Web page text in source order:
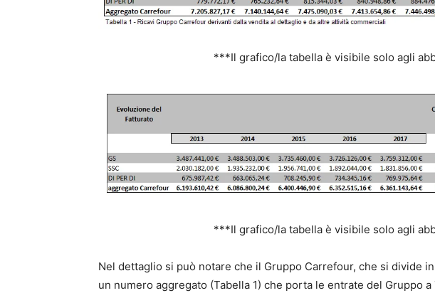
***Il grafico/la tabella è visibile solo agli
***Il grafico/la tabella è visibile solo agli
Nel dettaglio si può notare che il Gruppo Carrefour, che si divide
un numero aggregato (Tabella 1) che porta le entrate del Gruppo